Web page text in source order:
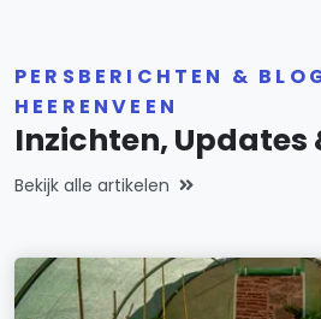
PERSBERICHTEN &
HEERENVEEN
Inzichten, Updates
Bekijk alle artikelen